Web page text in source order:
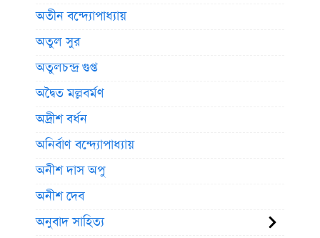
অতীন বন্দ্যোপাধ্যায়
অতুল সুর
অতুলচন্দ্র গুপ্ত
অদ্বৈত মল্লবর্মণ
অদ্রীশ বর্ধন
অনির্বাণ বন্দ্যোপাধ্যায়
অনীশ দাস অপু
অনীশ দেব
অনুবাদ সাহিত্য